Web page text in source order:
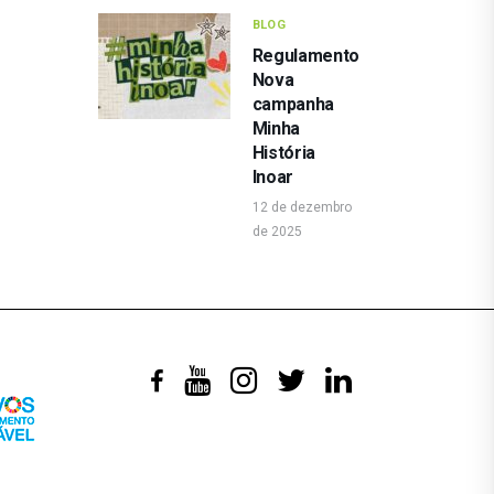
BLOG
Regulamento
Nova
campanha
Minha
História
Inoar
12 de dezembro
de 2025